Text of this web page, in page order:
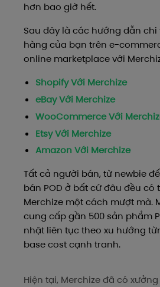
hơn bao giờ hết.
Sau đây là các hướng dẫn chi
hàng của bạn trên e-
online marketplace với
Shopify Với Merchize
eBay Với Merchize
WooCommerce Với
Etsy Với Merchize
Amazon Với Merchize
Tất cả người bán, từ newbie
bán POD ở bất cứ đâu đều có
Merchize một cách mượt mà.
cung cấp gần 500 sản phẩm
nhật liên tục theo xu hướng
base cost cạnh tranh.
Hiện tại, Merchize đã có